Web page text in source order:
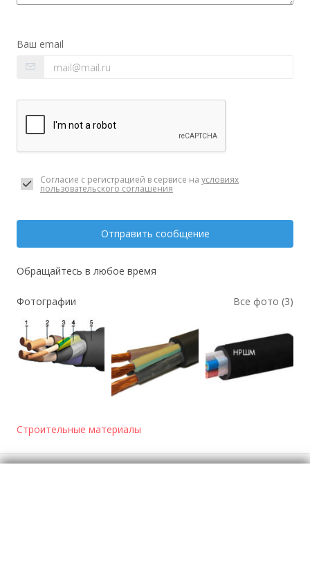
Ваш email
Согласие с регистрацией в сервисе на условиях
пользовательского соглашения
Отправить сообщение
Обращайтесь в любое время
Фотографии Все фото (3)
Строительные материалы